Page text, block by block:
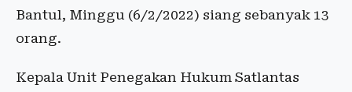
Bantul, Minggu (6/2/2022) siang sebanyak 13
orang.
Kepala Unit Penegakan Hukum Satlantas